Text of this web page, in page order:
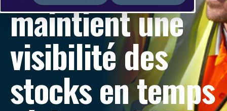
maintient une
visibilité des
stocks en temps